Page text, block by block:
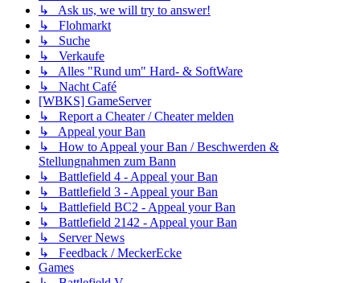
↳ Ask us, we will try to answer!
↳ Flohmarkt
↳ Suche
↳ Verkaufe
↳ Alles "Rund um" Hard- & SoftWare
↳ Nacht Café
[WBKS] GameServer
↳ Report a Cheater / Cheater melden
↳ Appeal your Ban
↳ How to Appeal your Ban / Beschwerden &
Stellungnahmen zum Bann
↳ Battlefield 4 - Appeal your Ban
↳ Battlefield 3 - Appeal your Ban
↳ Battlefield BC2 - Appeal your Ban
↳ Battlefield 2142 - Appeal your Ban
↳ Server News
↳ Feedback / MeckerEcke
Games